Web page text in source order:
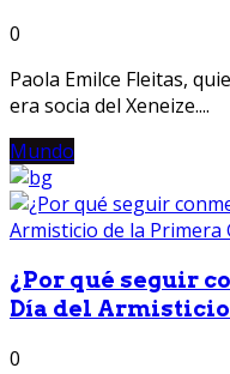
0
Paola Emilce Fleitas,
era socia del Xeneize....
Mundo
¿Por qué seguir
Día del
0